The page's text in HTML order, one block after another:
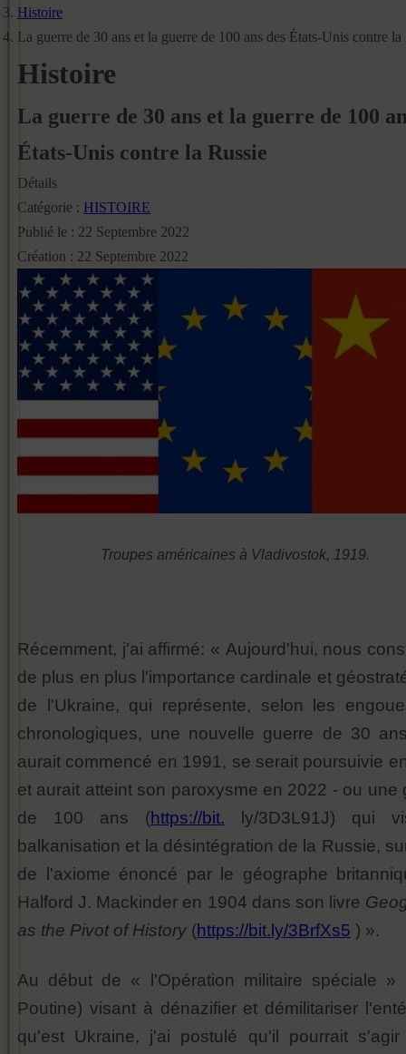
Histoire
La guerre de 30 ans et la guerre de 100 ans des États-Unis contre la
Histoire
La guerre de 30 ans et la guerre de 100
États-Unis contre la Russie
Détails
Catégorie : HISTOIRE
Publié le : 22 Septembre 2022
Création : 22 Septembre 2022
Troupes américaines à Vladivostok, 1919.
Récemment, j'ai affirmé: « Aujourd'hui, nous
de plus en plus l'importance cardinale et
de l'Ukraine, qui représente, selon les
chronologiques, une nouvelle guerre de 30
aurait commencé en 1991, se serait poursuivie
et aurait atteint son paroxysme en 2022 - ou une
de 100 ans (https://bit. ly/3D3L91J) qui
balkanisation et la désintégration de la Russie,
de l'axiome énoncé par le géographe
Halford J. Mackinder en 1904 dans son livre
as the Pivot of History (https://bit.ly/3BrfXs5 ) ».
Au début de « l'Opération militaire spéciale »
Poutine) visant à dénazifier et démilitariser
qu'est Ukraine, j'ai postulé qu'il pourrait s'agir